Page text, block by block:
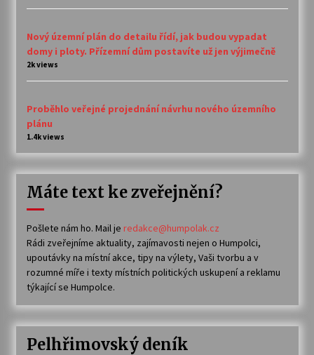
Nový územní plán do detailu řídí, jak budou vypadat
domy i ploty. Přízemní dům postavíte už jen výjimečně
2k views
Proběhlo veřejné projednání návrhu nového územního
plánu
1.4k views
Máte text ke zveřejnění?
Pošlete nám ho. Mail je redakce@humpolak.cz
Rádi zveřejníme aktuality, zajímavosti nejen o Humpolci,
upoutávky na místní akce, tipy na výlety, Vaši tvorbu a v
rozumné míře i texty místních politických uskupení a reklamu
týkající se Humpolce.
Pelhřimovský deník